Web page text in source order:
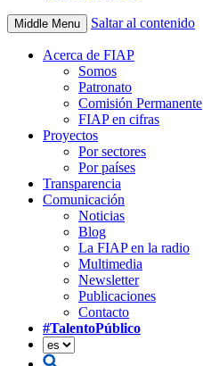
Middle Menu Saltar al contenido
Acerca de FIAP
Somos
Patronato
Comisión Permanente
FIAP en cifras
Proyectos
Por sectores
Por países
Transparencia
Comunicación
Noticias
Blog
La FIAP en la radio
Multimedia
Newsletter
Publicaciones
Contacto
#TalentoPúblico